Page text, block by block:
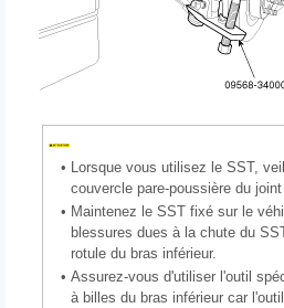
• Lorsque vous utilisez le SST,
couvercle pare-poussière du
• Maintenez le SST fixé sur le
blessures dues à la chute du
rotule du bras inférieur.
• Assurez-vous d'utiliser l'outil
à billes du bras inférieur car